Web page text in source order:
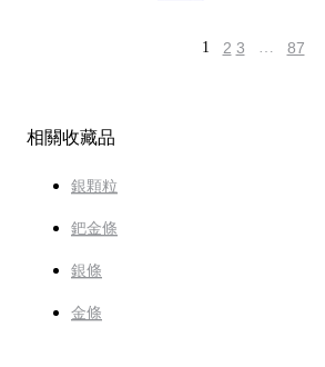
1 2 3 … 87
相關收藏品
銀顆粒
鈀金條
銀條
金條